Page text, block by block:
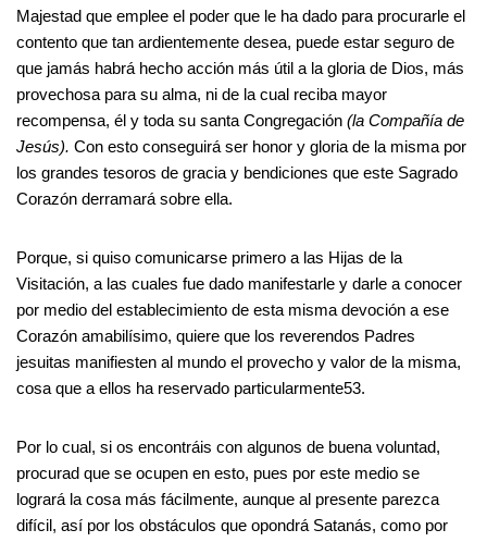
Majestad que emplee el poder que le ha dado para procurarle el
contento que tan ardientemente desea, puede estar seguro de
que jamás habrá hecho acción más útil a la gloria de Dios, más
provechosa para su alma, ni de la cual reciba mayor
recompensa, él y toda su santa Congregación (la Compañía de
Jesús). Con esto conseguirá ser honor y gloria de la misma por
los grandes tesoros de gracia y bendiciones que este Sagrado
Corazón derramará sobre ella.
Porque, si quiso comunicarse primero a las Hijas de la
Visitación, a las cuales fue dado manifestarle y darle a conocer
por medio del establecimiento de esta misma devoción a ese
Corazón amabilísimo, quiere que los reverendos Padres
jesuitas manifiesten al mundo el provecho y valor de la misma,
cosa que a ellos ha reservado particularmente53.
Por lo cual, si os encontráis con algunos de buena voluntad,
procurad que se ocupen en esto, pues por este medio se
logrará la cosa más fácilmente, aunque al presente parezca
difícil, así por los obstáculos que opondrá Satanás, como por